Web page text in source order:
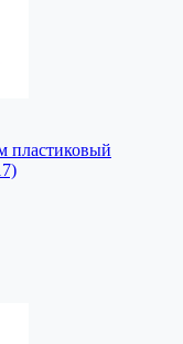
пластиковый